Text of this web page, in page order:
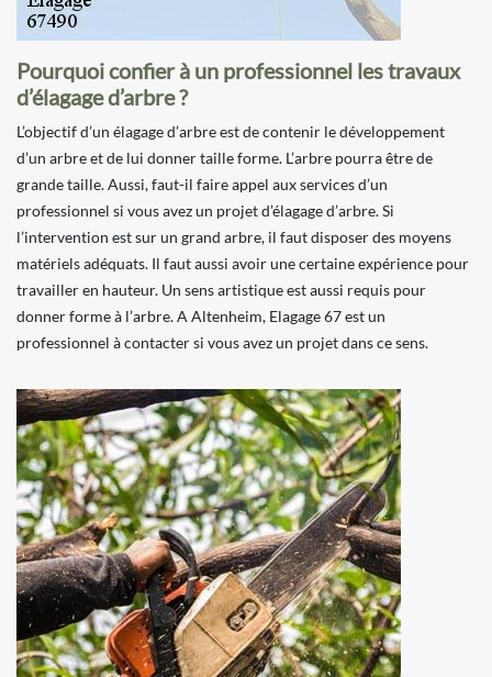
Pourquoi confier à un professionnel les travaux
d’élagage d’arbre ?
L’objectif d’un élagage d’arbre est de contenir le développement
d’un arbre et de lui donner taille forme. L’arbre pourra être de
grande taille. Aussi, faut-il faire appel aux services d’un
professionnel si vous avez un projet d’élagage d’arbre. Si
l’intervention est sur un grand arbre, il faut disposer des moyens
matériels adéquats. Il faut aussi avoir une certaine expérience pour
travailler en hauteur. Un sens artistique est aussi requis pour
donner forme à l’arbre. A Altenheim, Elagage 67 est un
professionnel à contacter si vous avez un projet dans ce sens.